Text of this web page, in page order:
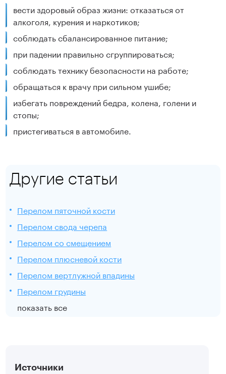
вести здоровый образ жизни: отказаться от
алкоголя, курения и наркотиков;
соблюдать сбалансированное питание;
при падении правильно сгруппироваться;
соблюдать технику безопасности на работе;
обращаться к врачу при сильном ушибе;
избегать повреждений бедра, колена, голени и
стопы;
пристегиваться в автомобиле.
Другие статьи
Перелом пяточной кости
Перелом свода черепа
Перелом со смещением
Перелом плюсневой кости
Перелом вертлужной впадины
Перелом грудины
показать все
Источники